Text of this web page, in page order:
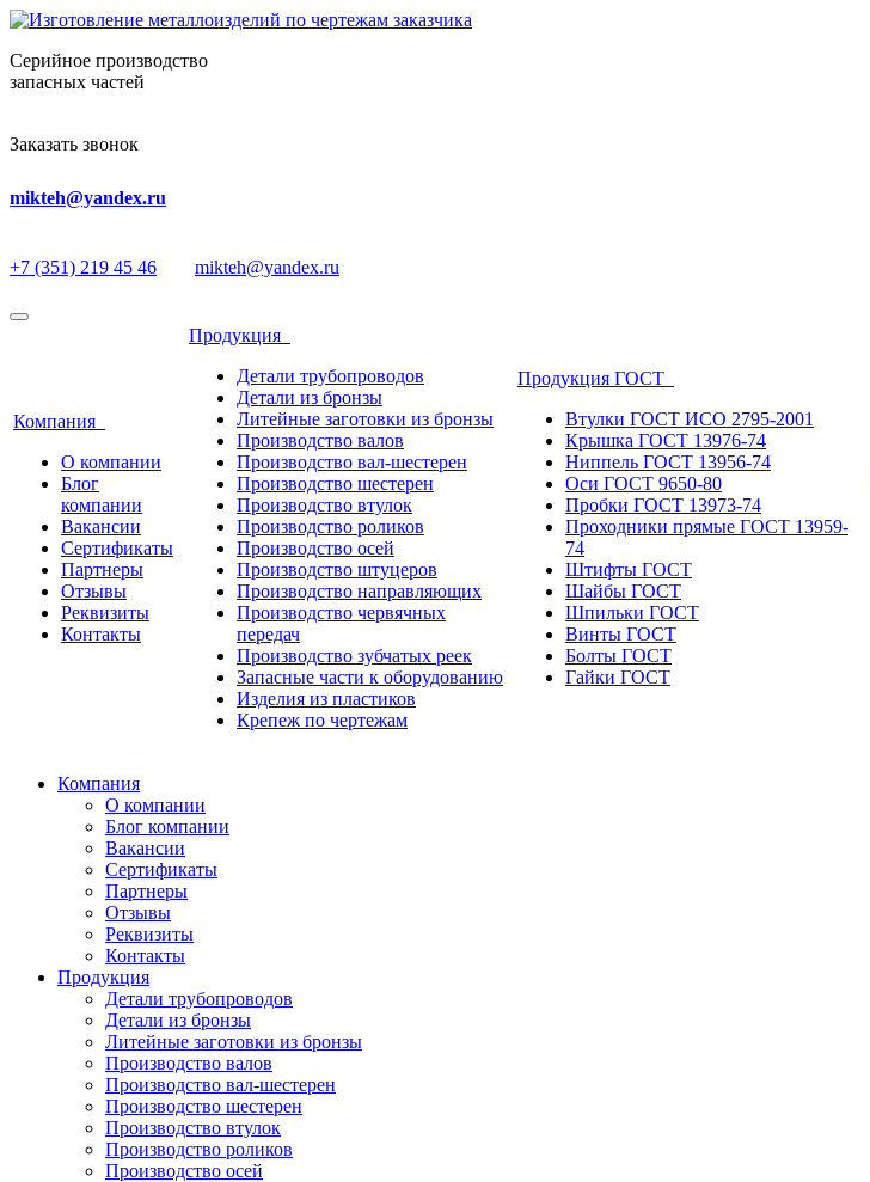
Серийное производство
запасных частей
Заказать звонок
mikteh@yandex.ru
+7 (351) 219 45 46 mikteh@yandex.ru
Компания
О компании
Блог
компании
Вакансии
Сертификаты
Партнеры
Отзывы
Реквизиты
Контакты
Продукция
Детали трубопроводов
Детали из бронзы
Литейные заготовки из бронзы
Производство валов
Производство вал-шестерен
Производство шестерен
Производство втулок
Производство роликов
Производство осей
Производство штуцеров
Производство направляющих
Производство червячных
передач
Производство зубчатых реек
Запасные части к оборудованию
Изделия из пластиков
Крепеж по чертежам
Продукция ГОСТ
Втулки ГОСТ ИСО 2795-2001
Крышка ГОСТ 13976-74
Ниппель ГОСТ 13956-74
Оси ГОСТ 9650-80
Пробки ГОСТ 13973-74
Проходники прямые ГОСТ 13959-
74
Штифты ГОСТ
Шайбы ГОСТ
Шпильки ГОСТ
Винты ГОСТ
Болты ГОСТ
Гайки ГОСТ
Компания
О компании
Блог компании
Вакансии
Сертификаты
Партнеры
Отзывы
Реквизиты
Контакты
Продукция
Детали трубопроводов
Детали из бронзы
Литейные заготовки из бронзы
Производство валов
Производство вал-шестерен
Производство шестерен
Производство втулок
Производство роликов
Производство осей